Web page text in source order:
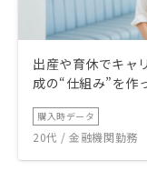
出産や育休でキャ
成の“仕組み”を作
購入時データ
20代 / 金融機関勤務